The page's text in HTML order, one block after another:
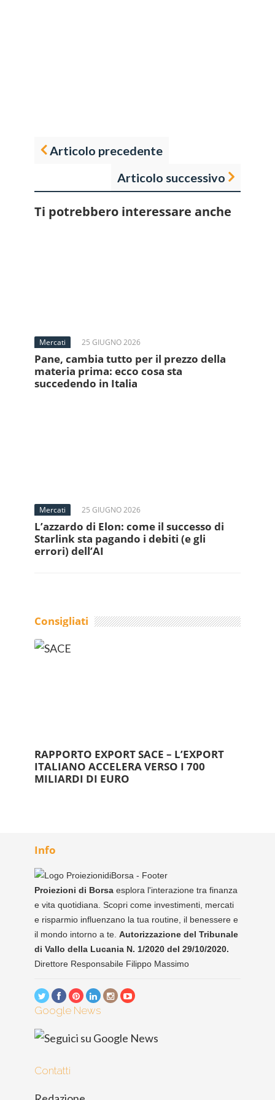
Articolo precedente
Articolo successivo
Ti potrebbero interessare anche
Mercati 25 GIUGNO 2026
Pane, cambia tutto per il prezzo della
materia prima: ecco cosa sta
succedendo in Italia
Mercati 25 GIUGNO 2026
L’azzardo di Elon: come il successo di
Starlink sta pagando i debiti (e gli
errori) dell’AI
Consigliati
RAPPORTO EXPORT SACE – L’EXPORT
ITALIANO ACCELERA VERSO I 700
MILIARDI DI EURO
Info
Proiezioni di Borsa esplora l'interazione tra finanza
e vita quotidiana. Scopri come investimenti, mercati
e risparmio influenzano la tua routine, il benessere e
il mondo intorno a te. Autorizzazione del Tribunale
di Vallo della Lucania N. 1/2020 del 29/10/2020.
Direttore Responsabile Filippo Massimo
Google News
Contatti